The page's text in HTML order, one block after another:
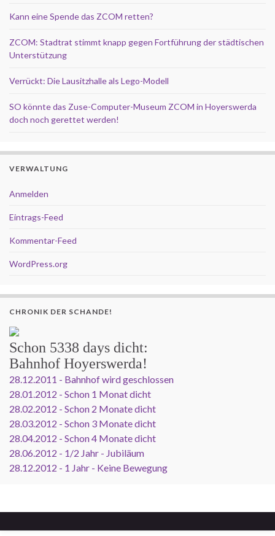
Kann eine Spende das ZCOM retten?
ZCOM: Stadtrat stimmt knapp gegen Fortführung der städtischen
Unterstützung
Verrückt: Die Lausitzhalle als Lego-Modell
SO könnte das Zuse-Computer-Museum ZCOM in Hoyerswerda
doch noch gerettet werden!
VERWALTUNG
Anmelden
Eintrags-Feed
Kommentar-Feed
WordPress.org
CHRONIK DER SCHANDE!
Schon 5338 days dicht:
Bahnhof Hoyerswerda!
28.12.2011 - Bahnhof wird geschlossen
28.01.2012 - Schon 1 Monat dicht
28.02.2012 - Schon 2 Monate dicht
28.03.2012 - Schon 3 Monate dicht
28.04.2012 - Schon 4 Monate dicht
28.06.2012 - 1/2 Jahr - Jubiläum
28.12.2012 - 1 Jahr - Keine Bewegung